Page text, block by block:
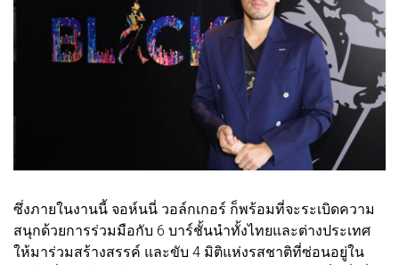
ซึ่งภายในงานนี้ จอห์นนี่ วอล์กเกอร์ ก็พร้อมที่จะระเบิดความ
สนุกด้วยการร่วมมือกับ 6 บาร์ชั้นนำทั้งไทยและต่างประเทศ
ให้มาร่วมสร้างสรรค์ และขับ 4 มิติแห่งรสชาติที่ซ่อนอยู่ใน